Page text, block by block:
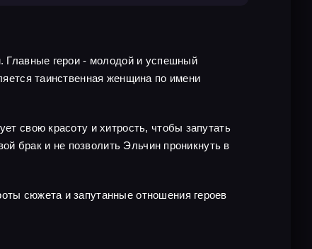
Главные герои - молодой и успешный
таинственная женщина по имени
свою красоту и хитрость, чтобы запутать
брак и не позволить Эльчин проникнуть в
сюжета и запутанные отношения героев